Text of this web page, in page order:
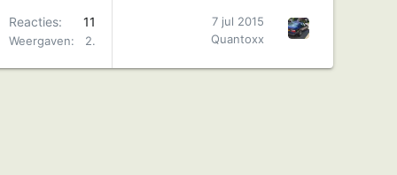
Reacties 11
Weergaven 2K
7 jul 2015
Quantoxx